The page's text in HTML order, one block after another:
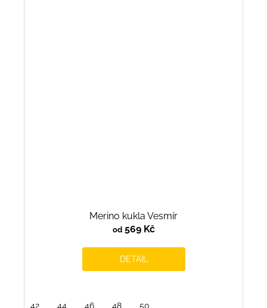
Merino kukla Vesmír
od569 Kč
DETAIL
42 44 46 48 50